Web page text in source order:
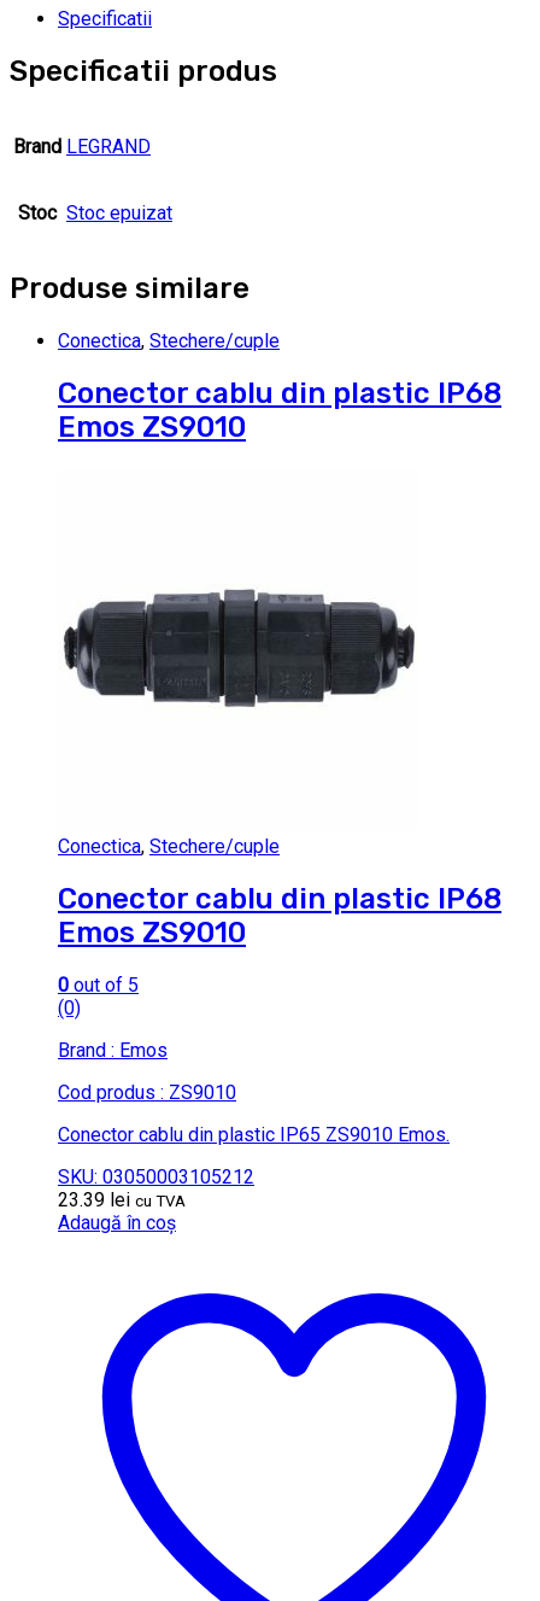
Specificatii
Specificatii produs
Brand LEGRAND
Stoc Stoc epuizat
Produse similare
Conectica, Stechere/cuple
Conector cablu din plastic IP68
Emos ZS9010
Conectica, Stechere/cuple
Conector cablu din plastic IP68
Emos ZS9010
0 out of 5
(0)
Brand : Emos
Cod produs : ZS9010
Conector cablu din plastic IP65 ZS9010 Emos.
SKU: 03050003105212
23.39 lei cu TVA
Adaugă în coș